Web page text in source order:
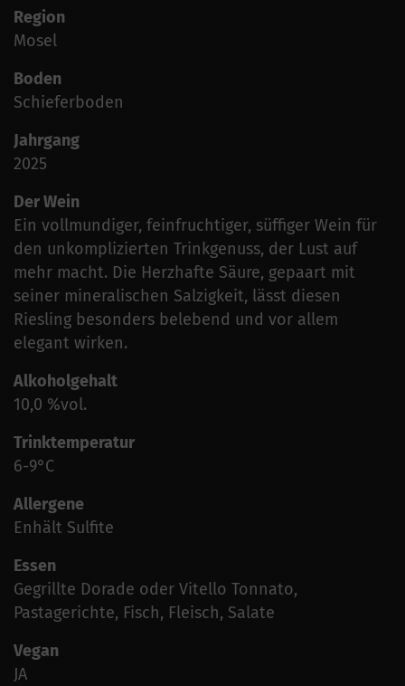
Region
Mosel
Boden
Schieferboden
Jahrgang
2025
Der Wein
Ein vollmundiger, feinfruchtiger, süffiger Wein für
den unkomplizierten Trinkgenuss, der Lust auf
mehr macht. Die Herzhafte Säure, gepaart mit
seiner mineralischen Salzigkeit, lässt diesen
Riesling besonders belebend und vor allem
elegant wirken.
Alkoholgehalt
10,0 %vol.
Trinktemperatur
6-9°C
Allergene
Enhält Sulfite
Essen
Gegrillte Dorade oder Vitello Tonnato,
Pastagerichte, Fisch, Fleisch, Salate
Vegan
JA